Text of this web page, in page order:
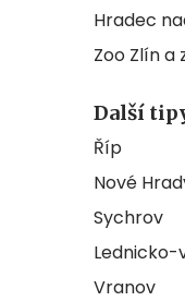
Hradec
Zoo Zlín a
Další
Říp
Nové
Sychrov
Vranov